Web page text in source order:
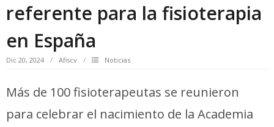
referente para la fisioterapia
en España
Dic 20, 2024 Afiscv Noticias
Más de 100 fisioterapeutas se reunieron
para celebrar el nacimiento de la Academia